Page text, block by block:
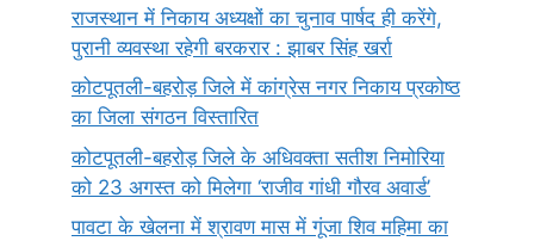
राजस्थान में निकाय अध्यक्षों का चुनाव पार्षद ही करेंगे,
पुरानी व्यवस्था रहेगी बरकरार : झाबर सिंह खर्रा
कोटपूतली-बहरोड़ जिले में कांग्रेस नगर निकाय प्रकोष्ठ
का जिला संगठन विस्तारित
कोटपूतली-बहरोड़ जिले के अधिवक्ता सतीश निमोरिया
को 23 अगस्त को मिलेगा ‘राजीव गांधी गौरव अवार्ड’
पावटा के खेलना में श्रावण मास में गूंजा शिव महिमा का